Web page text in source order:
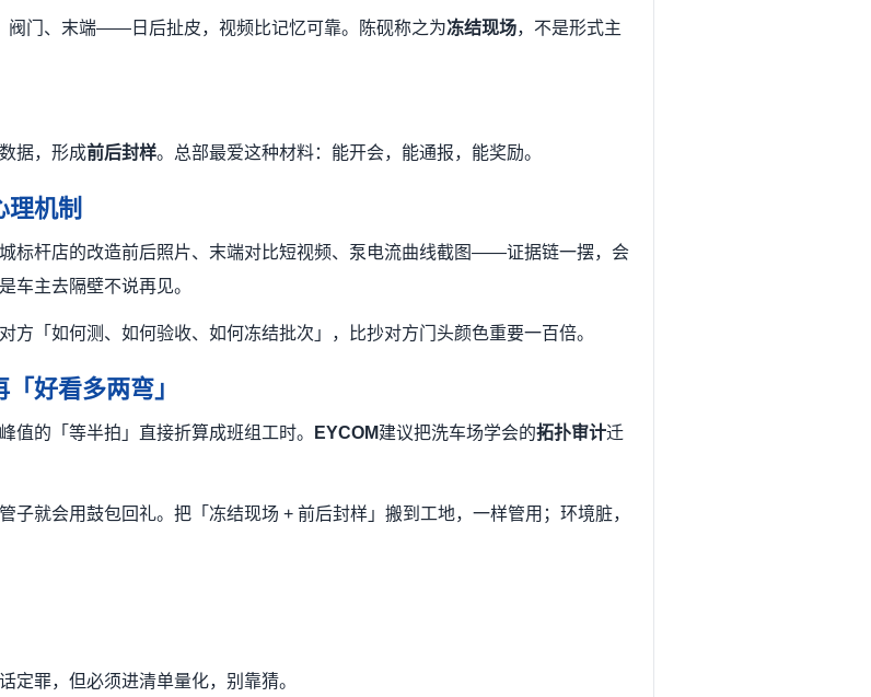
阀门、末端——日后扯皮，视频比记忆可靠。陈砚称之为冻结现场，不是形式主
据，形成前后封样。总部最爱这种材料：能开会，能通报，能奖励。
理机制
标杆店的改造前后照片、末端对比短视频、泵电流曲线截图——证据链一摆，会
车主去隔壁不说再见。
「如何测、如何验收、如何冻结批次」，比抄对方门头颜色重要一百倍。
好看多两弯」
值的「等半拍」直接折算成班组工时。 EYCOM建议把洗车场学会的拓扑审计迁
就会用鼓包回礼。把「冻结现场 + 前后封样」搬到工地，一样管用；环境脏，
定罪，但必须进清单量化，别靠猜。